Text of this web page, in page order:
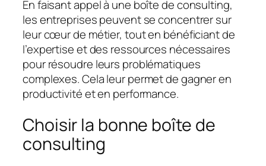
En faisant appel à une boîte de consulting,
les entreprises peuvent se concentrer sur
leur cœur de métier, tout en bénéficiant de
l’expertise et des ressources nécessaires
pour résoudre leurs problématiques
complexes. Cela leur permet de gagner en
productivité et en performance.
Choisir la bonne boîte de
consulting